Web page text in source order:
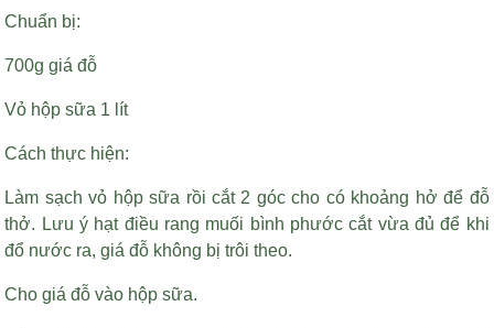
Chuẩn bị:
700g giá đỗ
Vỏ hộp sữa 1 lít
Cách thực hiện:
Làm sạch vỏ hộp sữa rồi cắt 2 góc cho có khoảng hở để đỗ
thở. Lưu ý hạt điều rang muối bình phướccắt vừa đủ để khi
đổ nước ra, giá đỗ không bị trôi theo.
Cho giá đỗ vào hộp sữa.